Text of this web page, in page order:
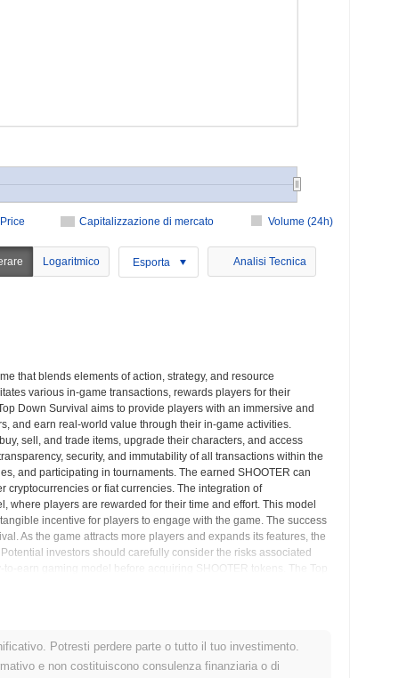
Capitalizzazione di mercato Volume (24h)
Price
Logaritmico Esporta Analisi Tecnica
that blends elements of action, strategy, and resource
various in-game transactions, rewards players for their
Down Survival aims to provide players with an immersive and
and earn real-world value through their in-game activities.
sell, and trade items, upgrade their characters, and access
security, and immutability of all transactions within the
and participating in tournaments. The earned SHOOTER can
or fiat currencies. The integration of
players are rewarded for their time and effort. This model
incentive for players to engage with the game. The success
As the game attracts more players and expands its features, the
investors should carefully consider the risks associated
earn gaming model before acquiring SHOOTER tokens. The Top
Down Survival aims to revolutionize the gaming industry and
e Approfondimenti sul Mercato
Potresti perdere parte o tutto il tuo investimento.
e non costituiscono consulenza finanziaria o di